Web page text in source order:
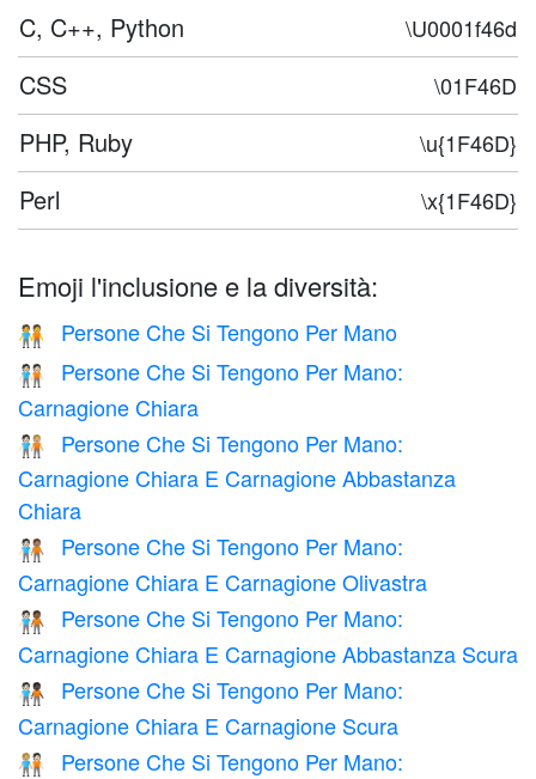
C, C++, Python \U0001f46d
CSS \01F46D
PHP, Ruby \u{1F46D}
Perl \x{1F46D}
Emoji l'inclusione e la diversità:
🧑‍🤝‍🧑 Persone Che Si Tengono Per Mano
🧑🏻‍🤝‍🧑🏻
Persone Che Si Tengono Per Mano:
Carnagione Chiara
🧑🏻‍🤝‍🧑🏼
Persone Che Si Tengono Per Mano:
Carnagione Chiara E Carnagione Abbastanza
Chiara
🧑🏻‍🤝‍🧑🏽
Persone Che Si Tengono Per Mano:
Carnagione Chiara E Carnagione Olivastra
🧑🏻‍🤝‍🧑🏾
Persone Che Si Tengono Per Mano:
Carnagione Chiara E Carnagione Abbastanza Scura
🧑🏻‍🤝‍🧑🏿
Persone Che Si Tengono Per Mano:
Carnagione Chiara E Carnagione Scura
🧑🏼‍🤝‍🧑🏻
Persone Che Si Tengono Per Mano: